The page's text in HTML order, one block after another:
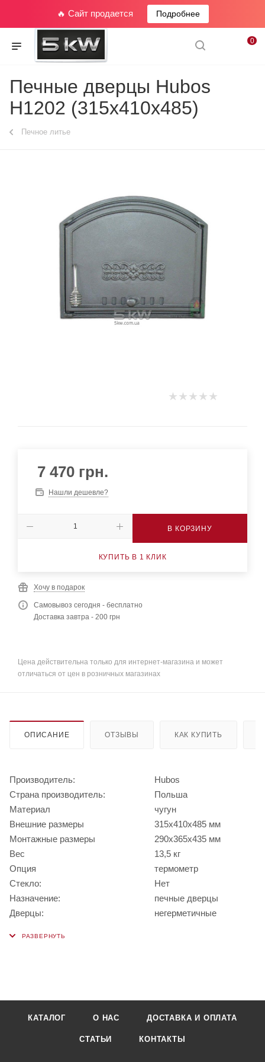
🔥 Сайт продается Подробнее
0
Печные дверцы Hubos
Н1202 (315х410х485)
Печное литье
7 470 грн.
Нашли дешевле?
В КОРЗИНУ
КУПИТЬ В 1 КЛИК
Хочу в подарок
Самовывоз сегодня - бесплатно
Доставка завтра - 200 грн
Цена действительна только для интернет-магазина и может
отличаться от цен в розничных магазинах
ОПИСАНИЕ ОТЗЫВЫ КАК КУПИТЬ
Производитель:
Hubos
Страна производитель:
Польша
Материал
чугун
Внешние размеры
315х410х485 мм
Монтажные размеры
290х365х435 мм
Вес
13,5 кг
Опция
термометр
Стекло:
Нет
Назначение:
печные дверцы
Дверцы:
негерметичные
КАТАЛОГ О НАС ДОСТАВКА И ОПЛАТА
СТАТЬИ КОНТАКТЫ